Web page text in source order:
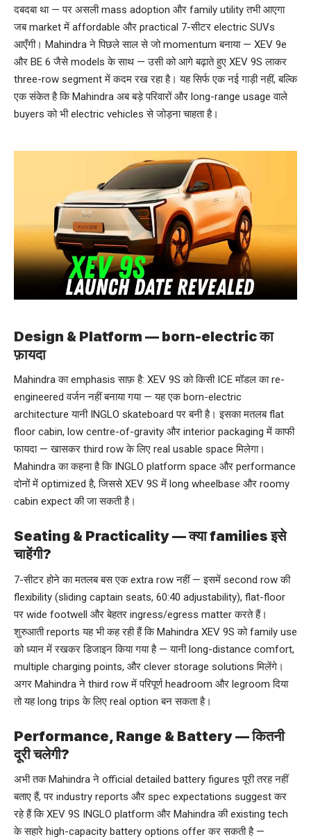
दबदबा था — पर असली mass adoption और family utility तभी आएगा
जब market में affordable और practical 7-सीटर electric SUVs
आएँगी। Mahindra ने पिछले साल से जो momentum बनाया — XEV 9e
और BE 6 जैसे models के साथ — उसी को आगे बढ़ाते हुए XEV 9S लाकर
three-row segment में कदम रख रहा है। यह सिर्फ एक नई गाड़ी नहीं, बल्कि
एक संकेत है कि Mahindra अब बड़े परिवारों और long-range usage वाले
buyers को भी electric vehicles से जोड़ना चाहता है।
Design & Platform — born-electric का
फ़ायदा
Mahindra का emphasis साफ़ है: XEV 9S को किसी ICE मॉडल का re-
engineered वर्जन नहीं बनाया गया — यह एक born-electric
architecture यानी INGLO skateboard पर बनी है। इसका मतलब flat
floor cabin, low centre-of-gravity और interior packaging में काफी
फायदा — खासकर third row के लिए real usable space मिलेगा।
Mahindra का कहना है कि INGLO platform space और performance
दोनों में optimized है, जिससे XEV 9S में long wheelbase और roomy
cabin expect की जा सकती है।
Seating & Practicality — क्या families इसे
चाहेंगी?
7-सीटर होने का मतलब बस एक extra row नहीं — इसमें second row की
flexibility (sliding captain seats, 60:40 adjustability), flat-floor
पर wide footwell और बेहतर ingress/egress matter करते हैं।
शुरुआती reports यह भी कह रही हैं कि Mahindra XEV 9S को family use
को ध्यान में रखकर डिजाइन किया गया है — यानी long-distance comfort,
multiple charging points, और clever storage solutions मिलेंगे।
अगर Mahindra ने third row में परिपूर्ण headroom और legroom दिया
तो यह long trips के लिए real option बन सकता है।
Performance, Range & Battery — कितनी
दूरी चलेगी?
अभी तक Mahindra ने official detailed battery figures पूरी तरह नहीं
बताए हैं, पर industry reports और spec expectations suggest कर
रहे हैं कि XEV 9S INGLO platform और Mahindra की existing tech
के सहारे high-capacity battery options offer कर सकती है —